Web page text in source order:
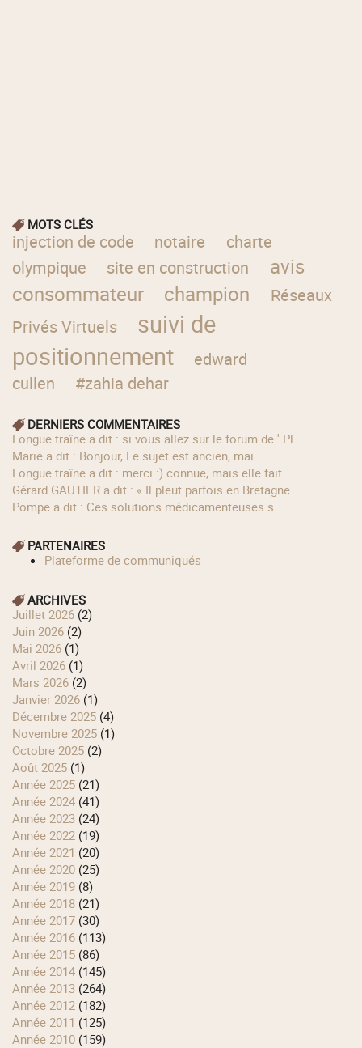
MOTS CLÉS
injection de code notaire
charte
olympique
site en construction
avis
consommateur
champion
Réseaux
Privés Virtuels
suivi de
positionnement
edward
cullen
#zahia dehar
DERNIERS COMMENTAIRES
longue traîne a dit : si vous allez sur le forum de ' Pl...
Marie a dit : Bonjour, Le sujet est ancien, mai...
longue traîne a dit : merci :) connue, mais elle fait ...
Gérard GAUTIER a dit : « Il pleut parfois en Bretagne ...
Pompe a dit : Ces solutions médicamenteuses s...
PARTENAIRES
Plateforme de communiqués
ARCHIVES
juillet 2026 (2)
juin 2026 (2)
mai 2026 (1)
avril 2026 (1)
mars 2026 (2)
janvier 2026 (1)
décembre 2025 (4)
novembre 2025 (1)
octobre 2025 (2)
août 2025 (1)
année 2025 (21)
année 2024 (41)
année 2023 (24)
année 2022 (19)
année 2021 (20)
année 2020 (25)
année 2019 (8)
année 2018 (21)
année 2017 (30)
année 2016 (113)
année 2015 (86)
année 2014 (145)
année 2013 (264)
année 2012 (182)
année 2011 (125)
année 2010 (159)